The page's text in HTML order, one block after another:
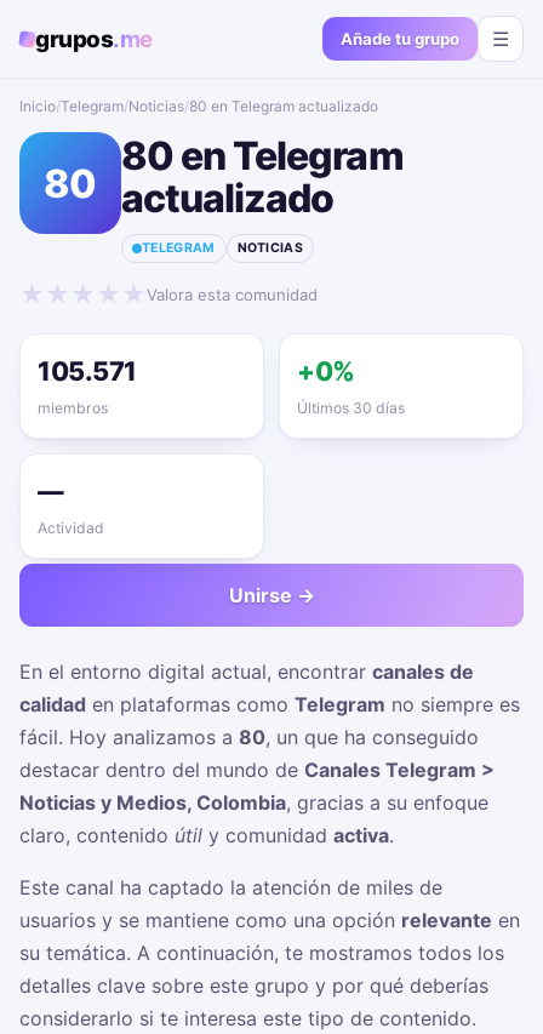
grupos.me Añade tu grupo ☰
Inicio/Telegram/Noticias/80 en Telegram actualizado📱🔥
80
80 en Telegram
actualizado📱🔥
TELEGRAM NOTICIAS
★ ★ ★ ★ ★Valora esta comunidad
105.571
miembros
+0%
Últimos 30 días
—
Actividad
Unirse →
En el entorno digital actual, encontrar canales de
calidad en plataformas como Telegram no siempre es
fácil. Hoy analizamos a 80, un que ha conseguido
destacar dentro del mundo de Canales Telegram >
Noticias y Medios, Colombia, gracias a su enfoque
claro, contenido útil y comunidad activa.
Este canal ha captado la atención de miles de
usuarios y se mantiene como una opción relevante en
su temática. A continuación, te mostramos todos los
detalles clave sobre este grupo y por qué deberías
considerarlo si te interesa este tipo de contenido.